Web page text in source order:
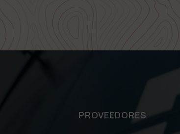
PROVEEDORES